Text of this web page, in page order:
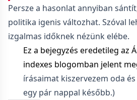
Persze a hasonlat annyiban
politika igenis változhat. Szóval
izgalmas időknek nézünk elébe.
Ez a bejegyzés eredetileg az
indexes blogomban jelent
írásaimat kiszervezem oda
egy pár nappal később.)